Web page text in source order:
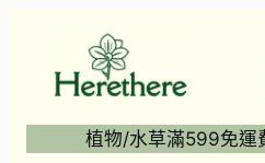
植物/水草滿599免運